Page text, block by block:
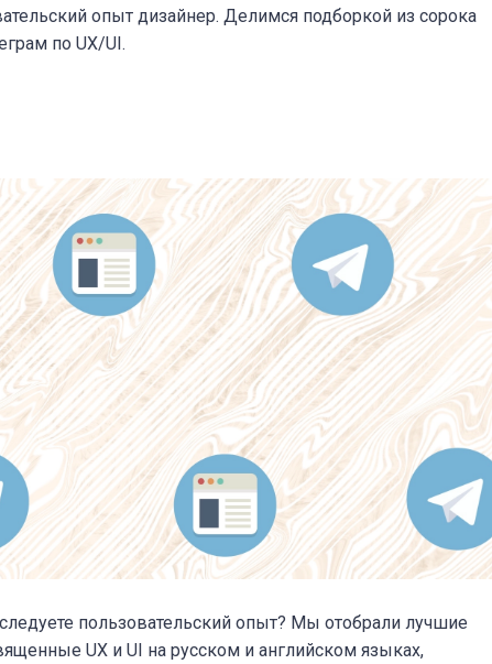
опыт дизайнер. Делимся подборкой из сорока
по UX/UI.
пользовательский опыт? Мы отобрали лучшие
UX и UI на русском и английском языках,